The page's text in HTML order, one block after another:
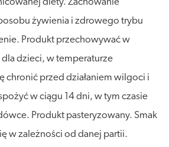
żywienia i zdrowego trybu
Produkt przechowywać w
dzieci, w temperaturze
chronić przed działaniem wilgoci i
w ciągu 14 dni, w tym czasie
Produkt pasteryzowany. Smak
w zależności od danej partii.